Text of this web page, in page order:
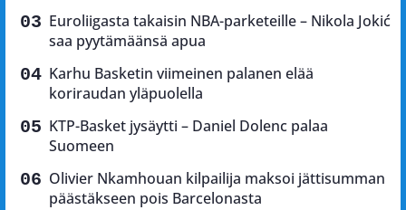
Euroliigasta takaisin NBA-parketeille – Nikola Jokić
saa pyytämäänsä apua
Karhu Basketin viimeinen palanen elää
koriraudan yläpuolella
KTP-Basket jysäytti – Daniel Dolenc palaa
Suomeen
Olivier Nkamhouan kilpailija maksoi jättisumman
päästäkseen pois Barcelonasta